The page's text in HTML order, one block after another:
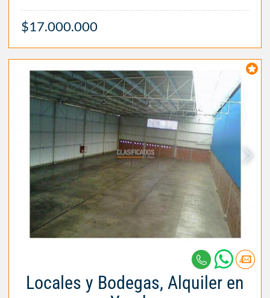
$17.000.000
Locales y Bodegas, Alquiler en